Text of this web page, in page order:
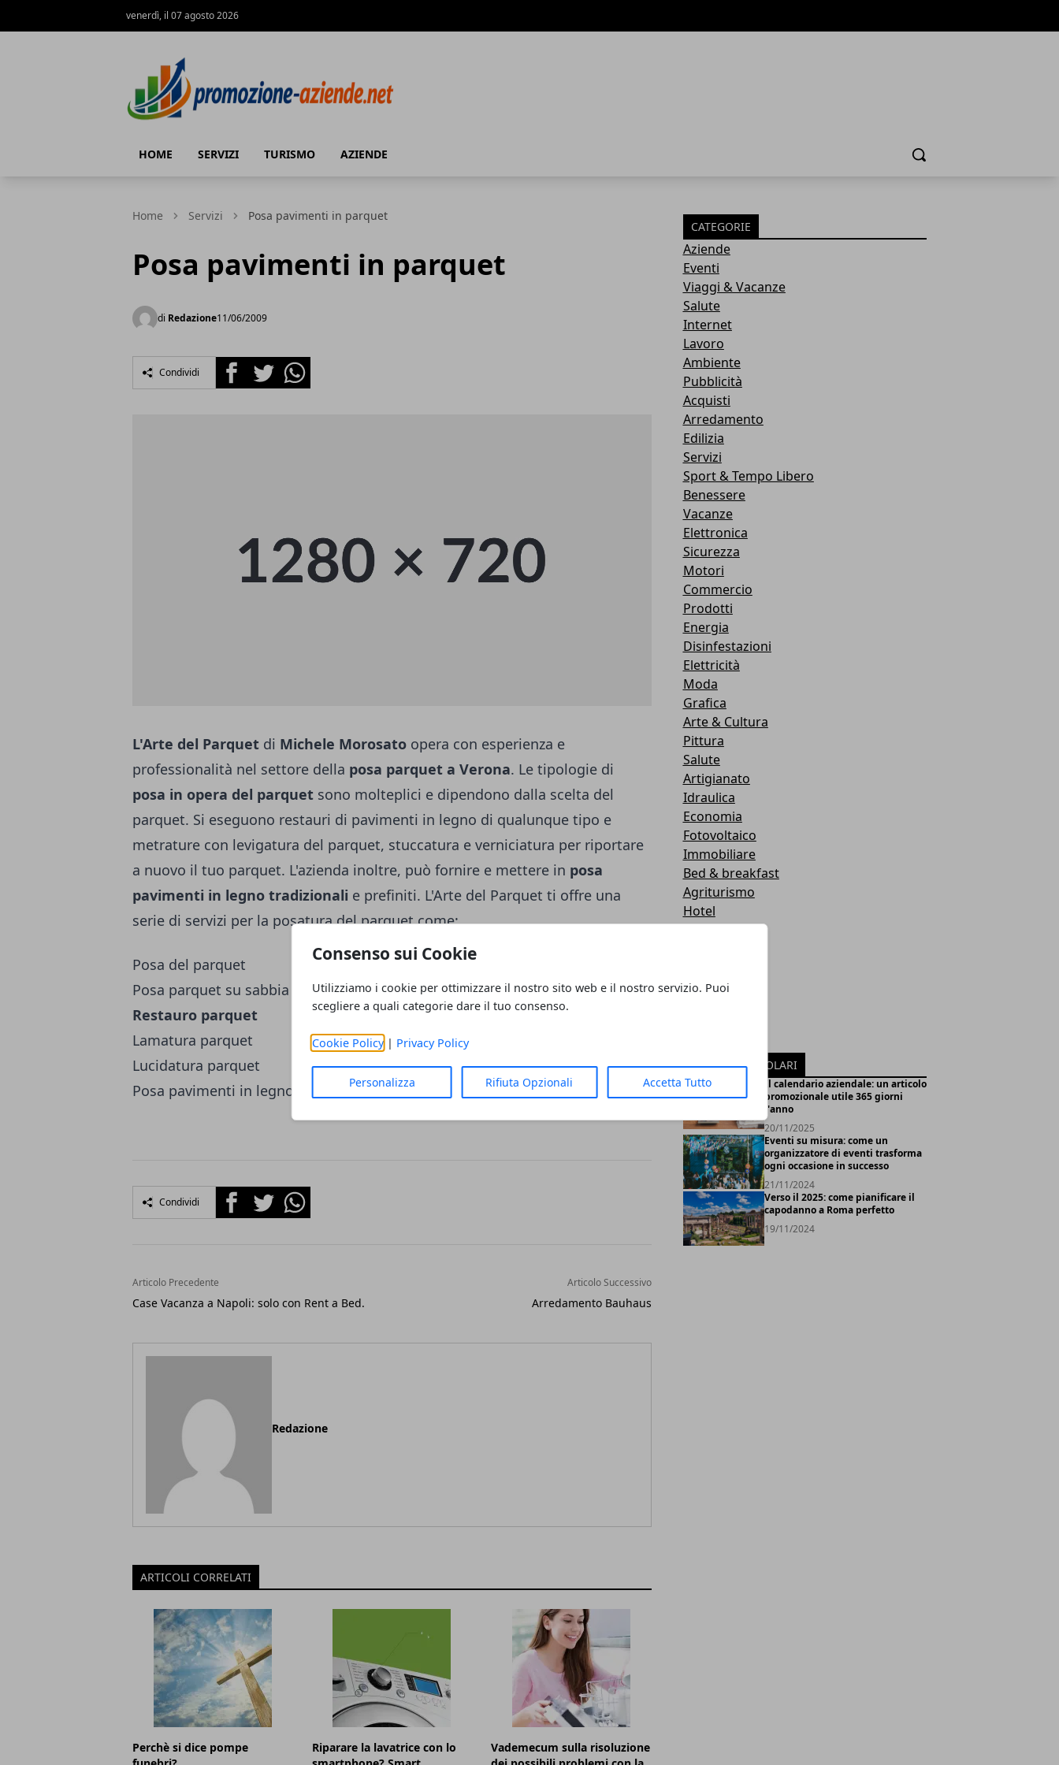
Consenso sui Cookie
Utilizziamo i cookie per ottimizzare il nostro sito web e il nostro servizio. Puoi
scegliere a quali categorie dare il tuo consenso.
Cookie Policy| Privacy Policy
Personalizza Rifiuta Opzionali Accetta Tutto
venerdì, il 07 agosto 2026
HOME SERVIZI TURISMO AZIENDE Cerca
Home Servizi Posa pavimenti in parquet
Posa pavimenti in parquet
di Redazione11/06/2009
Condividi FacebookTwitterWhatsapp
L'Arte del Parquet di Michele Morosato opera con esperienza e
professionalità nel settore della posa parquet a Verona. Le tipologie di
posa in opera del parquet sono molteplici e dipendono dalla scelta del
parquet. Si eseguono restauri di pavimenti in legno di qualunque tipo e
metrature con levigatura del parquet, stuccatura e verniciatura per riportare
a nuovo il tuo parquet. L'azienda inoltre, può fornire e mettere in posa
pavimenti in legno tradizionali e prefiniti. L'Arte del Parquet ti offre una
serie di servizi per la posatura del parquet come:
Posa del parquet
Posa parquet su sabbia
Restauro parquet
Lamatura parquet
Lucidatura parquet
Posa pavimenti in legno
Condividi FacebookTwitterWhatsapp
Articolo Precedente
Case Vacanza a Napoli: solo con Rent a Bed.
Articolo Successivo
Arredamento Bauhaus
Redazione
ARTICOLI CORRELATI
Perchè si dice pompe
Riparare la lavatrice con lo
Vademecum sulla risoluzione
CATEGORIE
Aziende
Eventi
Viaggi & Vacanze
Salute
Internet
Lavoro
Ambiente
Pubblicità
Acquisti
Arredamento
Edilizia
Servizi
Sport & Tempo Libero
Benessere
Vacanze
Elettronica
Sicurezza
Motori
Commercio
Prodotti
Energia
Disinfestazioni
Elettricità
Moda
Grafica
Arte & Cultura
Pittura
Salute
Artigianato
Idraulica
Economia
Fotovoltaico
Immobiliare
Bed & breakfast
Agriturismo
Hotel
Industria
Domotica
ARTICOLI POPOLARI
Il calendario aziendale: un articolo
promozionale utile 365 giorni
l'anno
20/11/2025
Eventi su misura: come un
organizzatore di eventi trasforma
ogni occasione in successo
21/11/2024
Verso il 2025: come pianificare il
capodanno a Roma perfetto
19/11/2024